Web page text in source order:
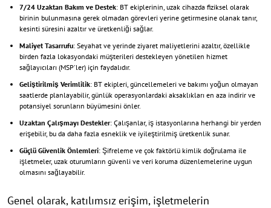
7/24 Uzaktan Bakım ve Destek: BT ekiplerinin, uzak cihazda fiziksel olarak
birinin bulunmasına gerek olmadan görevleri yerine getirmesine olanak tanır,
kesinti süresini azaltır ve üretkenliği sağlar.
Maliyet Tasarrufu: Seyahat ve yerinde ziyaret maliyetlerini azaltır, özellikle
birden fazla lokasyondaki müşterileri destekleyen yönetilen hizmet
sağlayıcıları (MSP'ler) için faydalıdır.
Geliştirilmiş Verimlilik: BT ekipleri, güncellemeleri ve bakımı yoğun olmayan
saatlerde planlayabilir, günlük operasyonlardaki aksaklıkları en aza indirir ve
potansiyel sorunların büyümesini önler.
Uzaktan Çalışmayı Destekler: Çalışanlar, iş istasyonlarına herhangi bir yerden
erişebilir, bu da daha fazla esneklik ve iyileştirilmiş üretkenlik sunar.
Güçlü Güvenlik Önlemleri: Şifreleme ve çok faktörlü kimlik doğrulama ile
işletmeler, uzak oturumların güvenli ve veri koruma düzenlemelerine uygun
olmasını sağlayabilir.
Genel olarak, katılımsız erişim, işletmelerin